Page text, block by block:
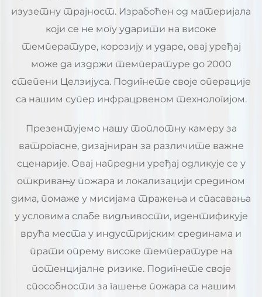
изузетну трајност. Израбоћен од материјала
који се не могу ударити на високе
температуре, корозију и ударе, овај уређај
може да издржи температуре до 2000
степени Целзијуса. Подигнете своје операције
са нашим супер инфрацрвеном технологијом.
Презентујемо нашу топлотну камеру за
ватрогасне, дизајниран за различите важне
сценарије. Овај напредни уређај одликује се у
откривању пожара и локализацији средином
дима, помаже у мисијама тражења и спасавања
у условима слабе видљивости, идентификује
врућа места у индустријским срединама и
прати опрему високе температуре на
потенцијалне ризике. Подигнете своје
способности за гашење пожара са нашим